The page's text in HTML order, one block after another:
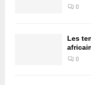
0
Les
0